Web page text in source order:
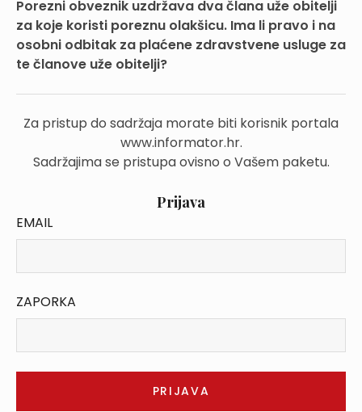
Porezni obveznik uzdržava dva člana uže obitelji
za koje koristi poreznu olakšicu. Ima li pravo i na
osobni odbitak za plaćene zdravstvene usluge za
te članove uže obitelji?
Za pristup do sadržaja morate biti korisnik portala
www.informator.hr.
Sadržajima se pristupa ovisno o Vašem paketu.
Prijava
EMAIL
ZAPORKA